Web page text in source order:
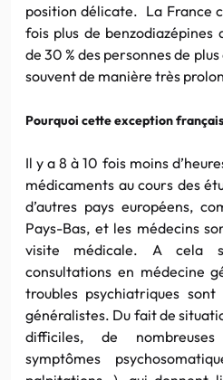
position délicate. La France
fois plus de benzodiazépines
de 30 % des personnes de
souvent de manière très
Pourquoi cette exception
Il y a 8 à 10 fois moins
médicaments au cours des
d’autres pays européens,
Pays-Bas, et les médecins
visite médicale. A cela
consultations en médecine
troubles psychiatriques
généralistes. Du fait de
difficiles, de
symptômes